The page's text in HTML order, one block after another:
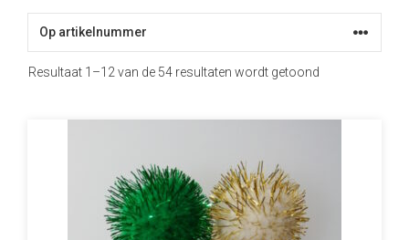
Resultaat 1–12 van de 54 resultaten wordt getoond